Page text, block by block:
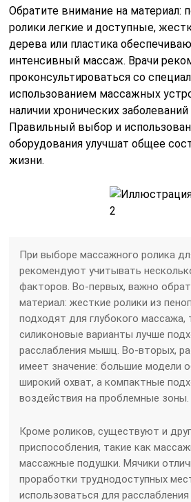
Обратите внимание на материал:
ролики легкие и доступные,
дерева или пластика
интенсивный массаж. Врачи
проконсультироваться со
использованием массажных
наличии хронических
Правильный выбор и
оборудования улучшат общее
жизни.
При выборе массажного ролика
рекомендуют учитывать
факторов. Во-первых, важно
материал: жесткие ролики из
подходят для глубокого массажа,
силиконовые варианты лучше
расслабления мышц. Во-вторых,
имеет значение: большие модели
широкий охват, а компактные
воздействия на проблемные зоны.
Кроме роликов, существуют и
приспособления, такие как
массажные подушки. Мячики
проработки труднодоступных
использоваться для